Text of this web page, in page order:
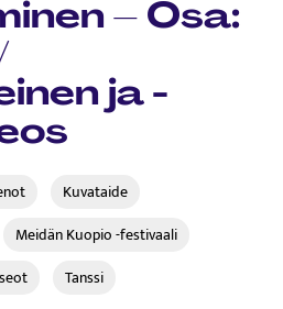
– Osa:
ja -
Kuvataide
Meidän Kuopio -festivaali
Tanssi